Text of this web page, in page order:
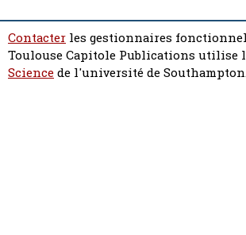
Contacter les gestionnaires
Toulouse Capitole Publications utilise
Sciencede l'université de